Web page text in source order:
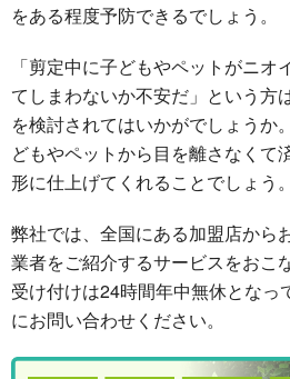
をある程度予防できるでしょう。
「剪定中に子どもやペットがニ
てしまわないか不安だ」という方
を検討されてはいかがでしょうか
どもやペットから目を離さなくて
形に仕上げてくれることでしょう。
弊社では、全国にある加盟店から
業者をご紹介するサービスをおこ
受け付けは24時間年中無休となっ
にお問い合わせください。